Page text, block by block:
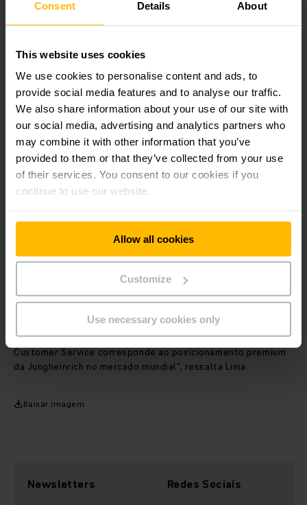
Consent Details About
This website uses cookies
We use cookies to personalise content and ads, to
provide social media features and to analyse our traffic.
We also share information about your use of our site with
our social media, advertising and analytics partners who
may combine it with other information that you’ve
provided to them or that they’ve collected from your use
of their services. You consent to our cookies if you
continue to use our website.
Allow all cookies
Customize
Use necessary cookies only
tempo real da utilização da peça. Com isso, é possível ter
O Customer Service é um fator chave para o sucesso da
companhia no mercado brasileiro, por isso, a Jungheinrich
concentra grandes investimentos nesta área. Recentemente,
implantou o Service Online, um sistema de abertura de
chamados completo junto com um aplicativo, desenvolvido
no Brasil exclusivamente para atender às demandas.
A ferramenta disponibiliza diversas informações sobre a
frota, além de simplificar a abertura do chamado técnico,
Service Online estão pedidos de manutenção preventiva e
avarias nos equipamentos; entregas de novas empilhadeiras;
e recolocações das máquinas empilhadeiras nos clientes.
O acesso é gratuito, pode ser feito de qualquer lugar por
mesma empresa acessem as informações de sua frota.
“Nossa excelência não se restringe aos produtos, nosso
Customer Service corresponde ao posicionamento premium
da Jungheinrich no mercado mundial”, ressalta Lima.
Baixar imagem
Newsletters Redes Sociais